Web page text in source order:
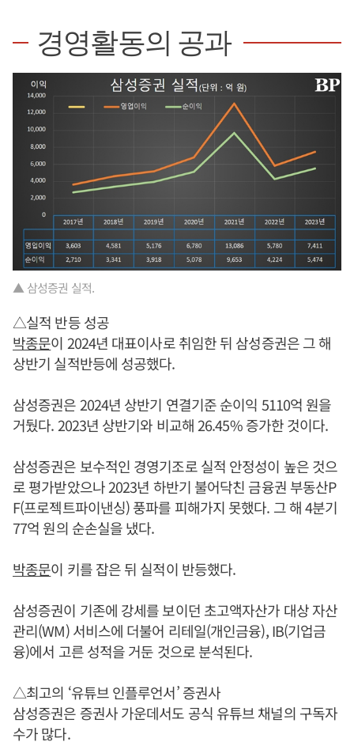
경영활동의 공과
▲ 삼성증권 실적.
△실적 반등 성공
박종문이 2024년 대표이사로 취임한 뒤 삼성증권은 그 해
상반기 실적반등에 성공했다.
삼성증권은 2024년 상반기 연결기준 순이익 5110억 원을
거뒀다. 2023년 상반기와 비교해 26.45% 증가한 것이다.
삼성증권은 보수적인 경영기조로 실적 안정성이 높은 것으
로 평가받았으나 2023년 하반기 불어닥친 금융권 부동산P
F(프로젝트파이낸싱) 풍파를 피해가지 못했다. 그 해 4분기
77억 원의 순손실을 냈다.
박종문이 키를 잡은 뒤 실적이 반등했다.
삼성증권이 기존에 강세를 보이던 초고액자산가 대상 자산
관리(WM) 서비스에 더불어 리테일(개인금융), IB(기업금
융)에서 고른 성적을 거둔 것으로 분석된다.
△최고의 ‘유튜브 인플루언서’ 증권사
삼성증권은 증권사 가운데서도 공식 유튜브 채널의 구독자
수가 많다.